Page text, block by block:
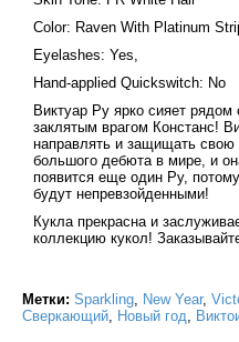
Color: Raven With Platinum
Eyelashes: Yes,
Hand-applied Quickswitch: No
Виктуар Ру ярко сияет
заклятым врагом Констанс!
направлять и защищать
большого дебюта в мире, и
появится еще один Ру,
будут непревзойденными!
Кукла прекрасна и
коллекцию кукол!
Метки: Sparkling New Year,
Сверкающий Новый год